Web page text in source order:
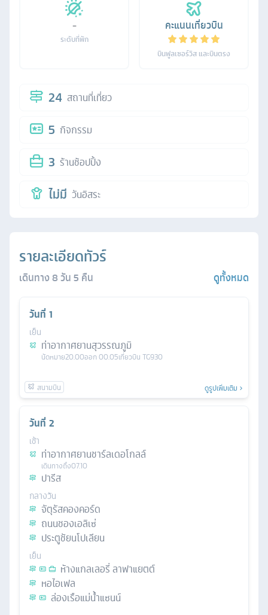
-
ระดับที่พัก
คะแนนเที่ยวบิน
บินฟูลเซอร์วิส และบินตรง
24 สถานที่เที่ยว
5 กิจกรรม
3 ร้านช้อปปิ้ง
ไม่มี วันอิสระ
รายละเอียดทัวร์
เดินทาง8วัน5 คืน ดูทั้งหมด
วันที่ 1
เย็น
ท่าอากาศยานสุวรรณภูมิ
นัดหมาย20.00ออก00.05เที่ยวบิน TG930
ดูรูปเพิ่มเติม
วันที่ 2
เช้า
ท่าอากาศยานชาร์ลเดอโกลล์
เดินทางถึง07.10
ปารีส
กลางวัน
จัตุรัสคองคอร์ด
ถนนชองเอลิเซ่
ประตูชัยนโปเลียน
เย็น
ห้างแกลเลอรี่ ลาฟาแยตต์
หอไอเฟล
ล่องเรือแม่น้ำแซนน์